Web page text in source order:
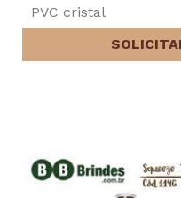
PVC cristal